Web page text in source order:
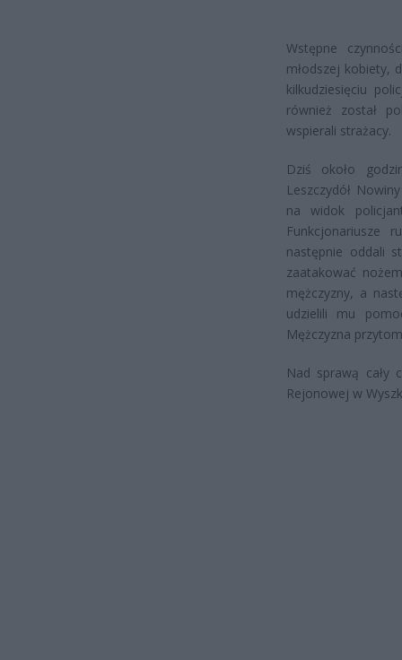
Wstępne
młodszej kobiety,
kilkudziesięciu
również został
wspierali strażacy.
Dziś około
Leszczydół
na widok
Funkcjonariusze
następnie oddali
zaatakować
mężczyzny, a
udzielili mu
Mężczyzna
Nad sprawą cały
Rejonowej w